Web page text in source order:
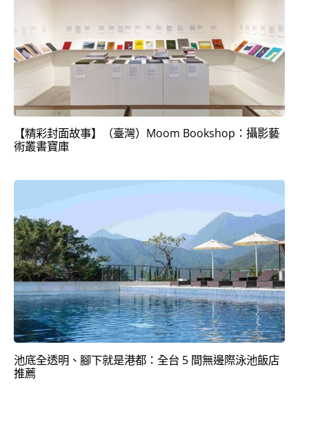
【精彩封面故事】（臺灣）Moom Bookshop：攝影藝
術叢書寶庫
池底全透明、腳下就是港都：全台 5 間無邊際泳池飯店
推薦